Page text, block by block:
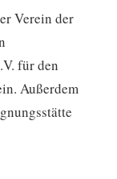
Verein der
für den
Außerdem